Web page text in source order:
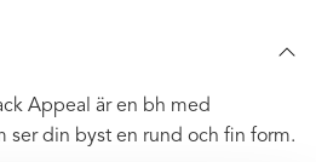
Appeal är en bh med
ser din byst en rund och fin form.